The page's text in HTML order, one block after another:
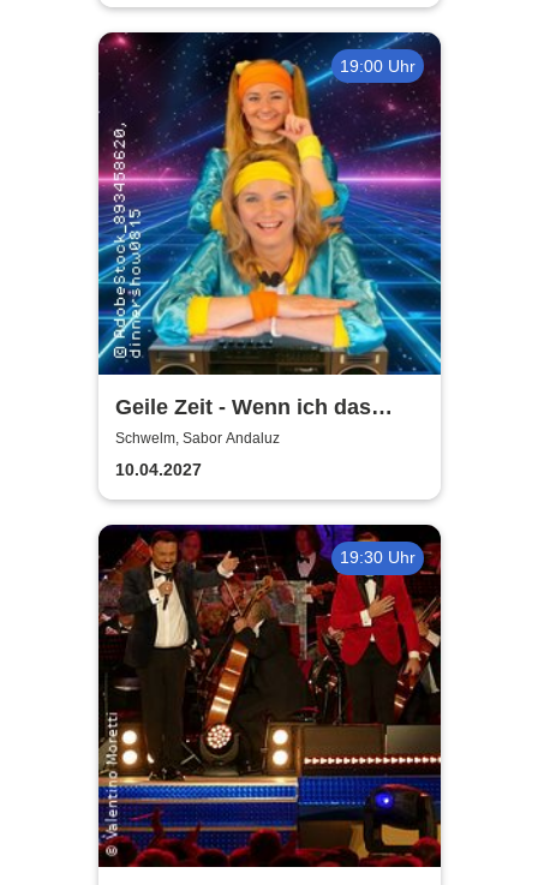
19:00 Uhr
Geile Zeit - Wenn ich das
gewusst hätte
Schwelm, Sabor Andaluz
10.04.2027
19:30 Uhr